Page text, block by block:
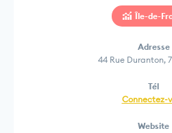
Île-de-
Adresse
44 Rue Duranton,
Tél
Connectez-
Website